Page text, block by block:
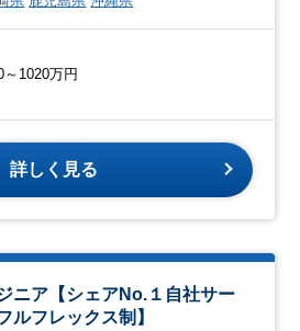
～1020万円
詳しく見る
ニア【シェアNo.１自社サー
ルフレックス制】